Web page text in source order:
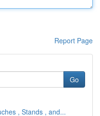
Report Page
Go
, Stands , and...